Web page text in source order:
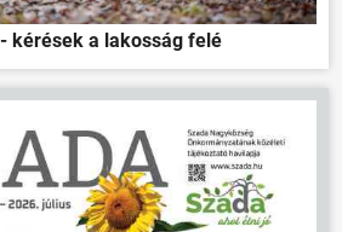
kérések a lakosság felé